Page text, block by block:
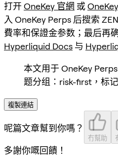
打开 OneKey 官網 或
入 OneKey Perps 后搜索 ZEN
費率和保證金参数；最后再
Hyperliquid Docs 与
本文用于 OneKey
题分组：risk-first，标
複製連結
呢篇文章幫到你嗎？
冇幫助
多謝你嘅回饋！